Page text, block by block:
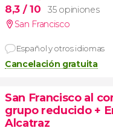
8,3 / 10
35 opiniones
San Francisco
Español y otros idiomas
Cancelación gratuita
San Francisco al
grupo reducido +
Alcatraz